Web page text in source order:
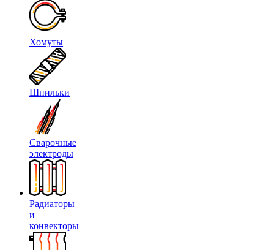
Хомуты
Шпильки
Сварочные
электроды
Радиаторы
и
конвекторы